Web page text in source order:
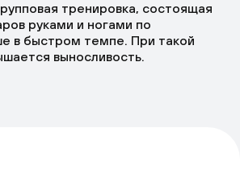
тренировка, состоящая
руками и ногами по
в быстром темпе. При такой
выносливость.